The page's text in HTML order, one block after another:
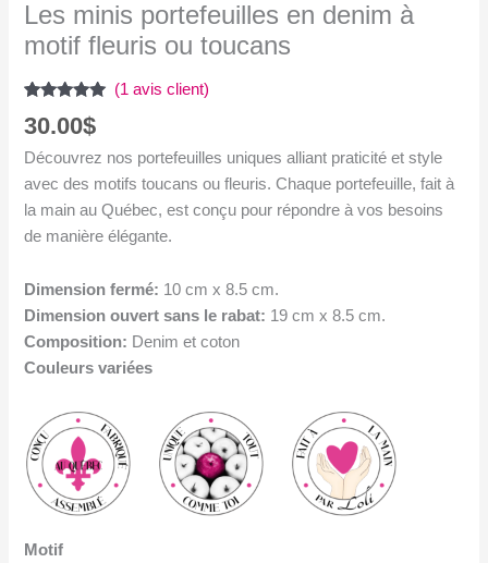
Les minis portefeuilles en denim à
motif fleuris ou toucans
5.00
sur 5
notation
(1 avis client)
30.00$
Découvrez nos portefeuilles uniques alliant praticité et style
avec des motifs toucans ou fleuris. Chaque portefeuille, fait à
la main au Québec, est conçu pour répondre à vos besoins
de manière élégante.
Dimension fermé: 10 cm x 8.5 cm.
Dimension ouvert sans le rabat: 19 cm x 8.5 cm.
Composition: Denim et coton
Couleurs variées
Motif